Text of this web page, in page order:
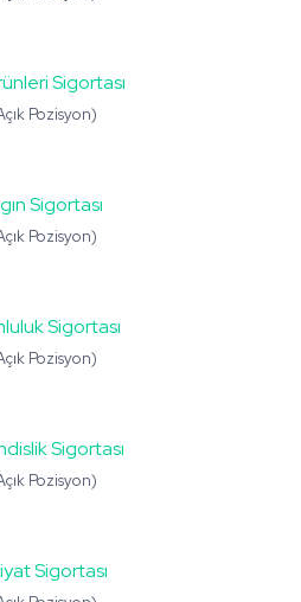
Sigortası
Pozisyon)
Sigortası
Pozisyon)
Sigortası
Pozisyon)
Sigortası
Pozisyon)
Sigortası